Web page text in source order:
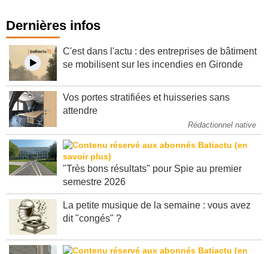
Dernières infos
C'est dans l'actu : des entreprises de bâtiment
se mobilisent sur les incendies en Gironde
Vos portes stratifiées et huisseries sans
attendre
Rédactionnel native
"Très bons résultats" pour Spie au premier
semestre 2026
La petite musique de la semaine : vous avez
dit "congés" ?